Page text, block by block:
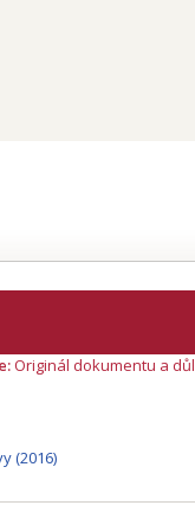
Originál dokumentu a
(2016)